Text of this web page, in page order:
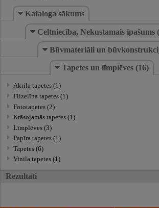
Kataloga sākums
Celtniecība, Nekustamais īpašums
Būvmateriāli un
Tapetes un līmplēves (16)
Akrila tapetes (1)
Flizelīna tapetes (1)
Fototapetes (2)
Krāsojamās tapetes (1)
Līmplēves (3)
Papīra tapetes (1)
Tapetes (6)
Vinila tapetes (1)
Rezultāti